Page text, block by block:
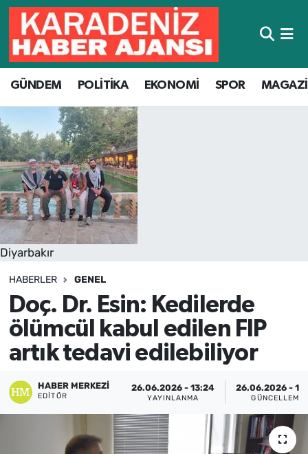
GÜNDEM POLİTİKA EKONOMİ SPOR
Diyarbakır
HABERLER GENEL
Doç. Dr. Esin: Kedilerde
ölümcül kabul edilen FIP
artık tedavi edilebiliyor
HABER MERKEZI
EDITÖR
26.06.2026 - 13:24
YAYINLANMA
26.06.2026 -
GÜNCELLEME
Hava Durumu
Trafik Durumu
Süper Lig Puan Durumu ve Fikstür
Tüm Manşetler
Son Dakika Haberleri
Haber Arşivi